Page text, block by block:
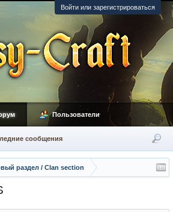
Войти или зарегистрироваться
раздел / Сlan section
сообщения
Пользователи